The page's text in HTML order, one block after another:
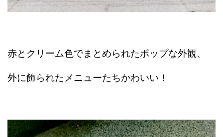
赤とクリーム色でまとめられたポップな外観、
外に飾られたメニューたちかわいい！